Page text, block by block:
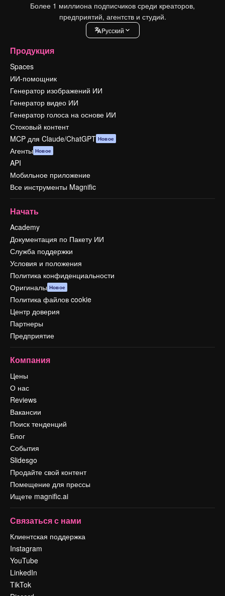
Более 1 миллиона подписчиков среди креаторов,
предприятий, агентств и студий.
Pусский
Продукция
Spaces
ИИ-помощник
Генератор изображений ИИ
Генератор видео ИИ
Генератор голоса на основе ИИ
Стоковый контент
MCP для Claude/ChatGPT Новое
Агенты Новое
API
Мобильное приложение
Все инструменты Magnific
Начать
Academy
Документация по Пакету ИИ
Служба поддержки
Условия и положения
Политика конфиденциальности
Оригиналы Новое
Политика файлов cookie
Центр доверия
Партнеры
Предприятие
Компания
Цены
О нас
Reviews
Вакансии
Поиск тенденций
Блог
События
Slidesgo
Продайте свой контент
Помещение для прессы
Ищете magnific.ai
Связаться с нами
Клиентская поддержка
Instagram
YouTube
LinkedIn
TikTok